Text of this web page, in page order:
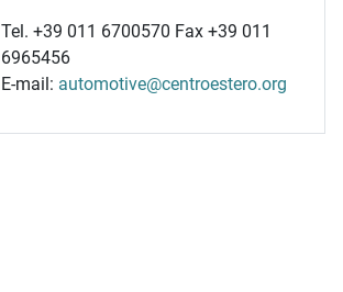
Tel. +39 011 6700570 Fax +39 011
6965456
E-mail: automotive@centroestero.org